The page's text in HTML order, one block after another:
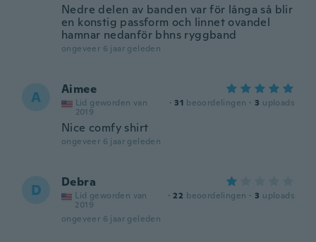
Nedre delen av banden var för långa så blir
en konstig passform och linnet ovandel
hamnar nedanför bhns ryggband
ongeveer 6 jaar geleden
A Aimee
Lid geworden van
2019
· 31 beoordelingen · 3 uploads
Nice comfy shirt
ongeveer 6 jaar geleden
D Debra
Lid geworden van
2019
· 22 beoordelingen · 3 uploads
ongeveer 6 jaar geleden